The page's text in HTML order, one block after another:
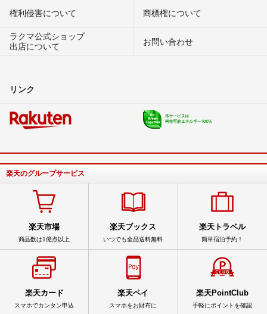
権利侵害について
商標権について
ラクマ公式ショップ
出店について
お問い合わせ
リンク
楽天のグループサービス
楽天市場
商品数は1億点以上
楽天ブックス
いつでも全品送料無料
楽天トラベル
簡単宿泊予約！
楽天カード
スマホでカンタン申込
楽天ペイ
スマホをお財布に
楽天PointClub
手軽にポイントを確認